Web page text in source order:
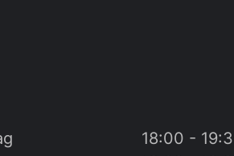
18:00 -